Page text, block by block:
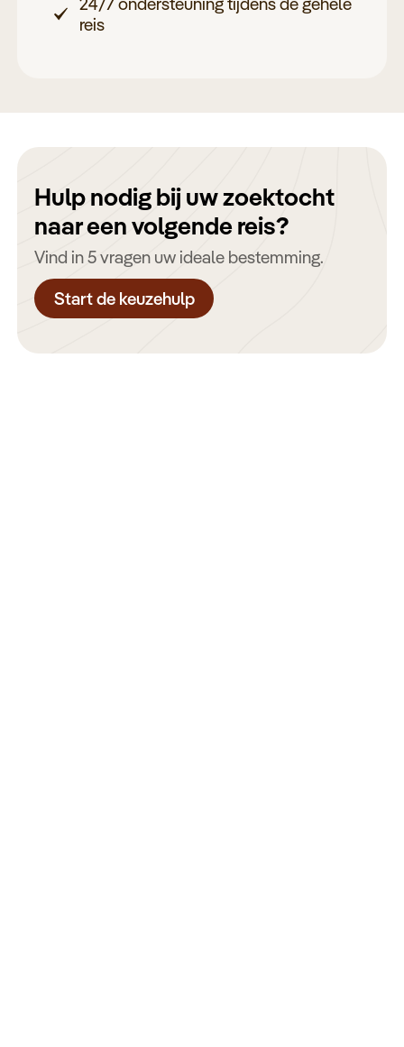
reis
Hulp nodig bij uw zoektocht
naar een volgende reis?
Vind in 5 vragen uw ideale bestemming.
Start de keuzehulp